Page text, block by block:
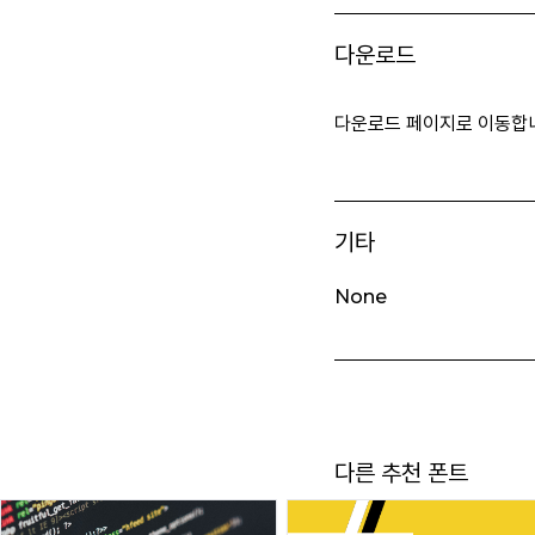
다운로드
다운로드 페이지로 이동합
기타
None
다른 추천 폰트